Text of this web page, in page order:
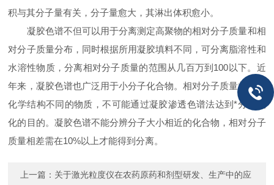
积与其分子量有关，分子量愈大，其淋出体积愈小。
凝胶色谱不但可以用于分离测定高聚物的相对分子质量和相
对分子质量分布，同时根据所用凝胶填料不同，可分离脂溶性和
水溶性物质，分离相对分子质量的范围从几百万到100以下。近
年来，凝胶色谱也广泛用于小分子化合物。相对分子质量相近而
化学结构不同的物质，不可能通过凝胶渗透色谱法达到*分离纯
化的目的。凝胶色谱不能分辨分子大小相近的化合物，相对分子
质量相差需在10%以上才能得到分离。
上一篇： 关于激光粒度仪在农药原药和剂型研发、生产中的应